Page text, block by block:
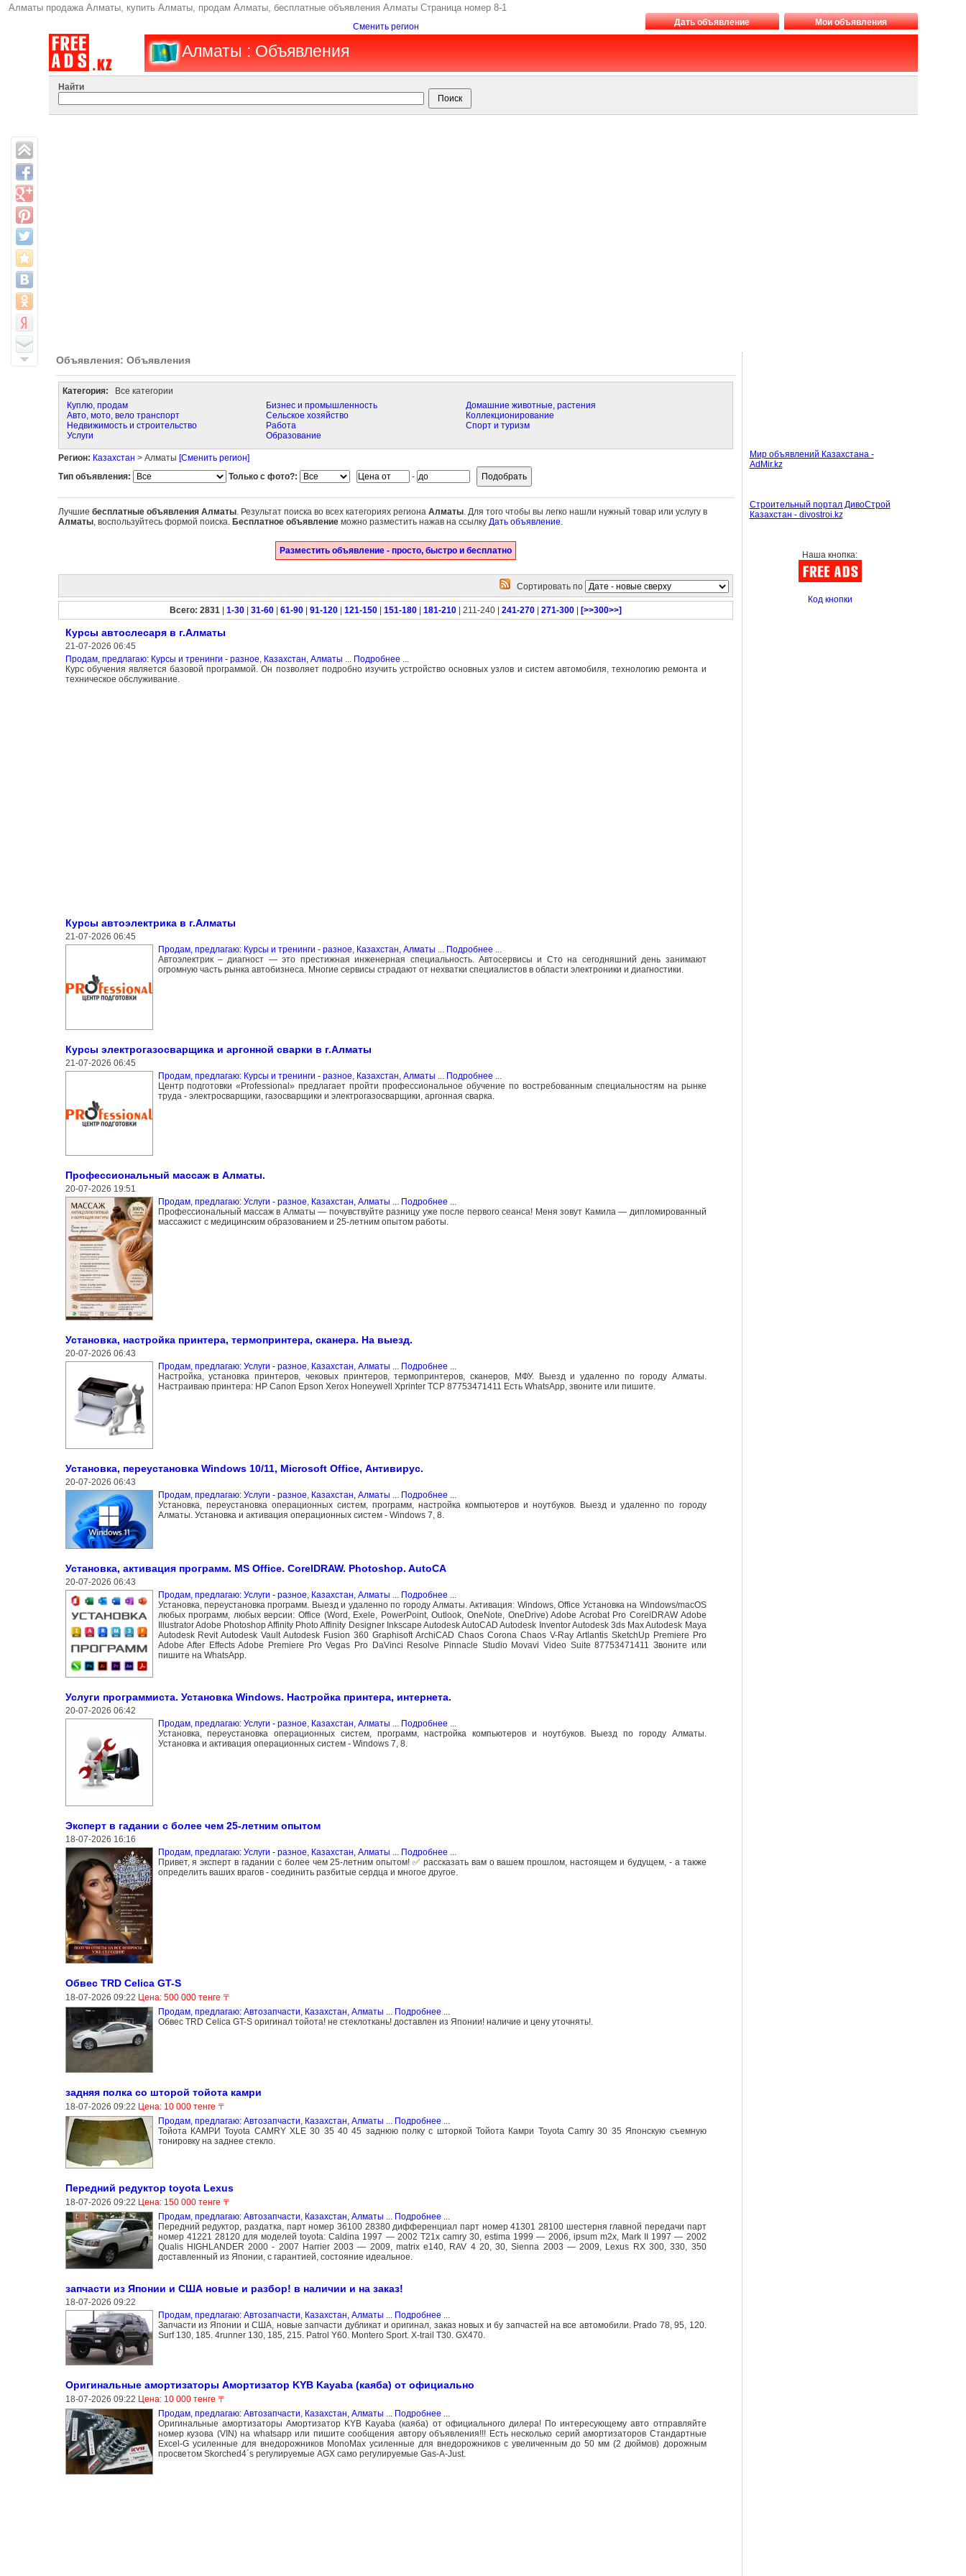
Алматы продажа Алматы, купить Алматы, продам Алматы, бесплатные объявления Алматы Страница номер 8-1
Сменить регион Дать объявление Мои объявления
Алматы : Объявления
Найти
Объявления: Объявления
Категория: Все категории
Куплю, продам
Авто, мото, вело транспорт
Недвижимость и строительство
Услуги
Бизнес и промышленность
Сельское хозяйство
Работа
Образование
Домашние животные, растения
Коллекционирование
Спорт и туризм
Регион: Казахстан > Алматы [Сменить регион]
Тип объявления:
Только с фото?: -
Лучшие бесплатные объявления Алматы. Результат поиска во всех категориях региона Алматы. Для того чтобы вы легко нашли нужный товар или услугу в
Алматы, воспользуйтесь формой поиска. Бесплатное объявлениеможно разместить нажав на ссылку Дать объявление.
Разместить объявление - просто, быстро и бесплатно
Сортировать по
Всего: 2831| 1-30| 31-60| 61-90| 91-120| 121-150| 151-180| 181-210| 211-240 | 241-270| 271-300| [>>300>>]
Курсы автослесаря в г.Алматы
21-07-2026 06:45
Продам, предлагаю: Курсы и тренинги - разное, Казахстан, Алматы ... Подробнее ...
Курс обучения является базовой программой. Он позволяет подробно изучить устройство основных узлов и систем автомобиля, технологию ремонта и
техническое обслуживание.
Курсы автоэлектрика в г.Алматы
21-07-2026 06:45
Продам, предлагаю: Курсы и тренинги - разное, Казахстан, Алматы ... Подробнее ...
Автоэлектрик – диагност — это престижная инженерная специальность. Автосервисы и Сто на сегодняшний день занимают
огромную часть рынка автобизнеса. Многие сервисы страдают от нехватки специалистов в области электроники и диагностики.
Курсы электрогазосварщика и аргонной сварки в г.Алматы
21-07-2026 06:45
Продам, предлагаю: Курсы и тренинги - разное Казахстан, Алматы Подробнее
Центр подготовки «Professional» предлагает пройти профессиональное обучение по востребованным специальностям на рынке
труда - электросварщики, газосварщики и электрогазосварщики, аргонная сварка.
Профессиональный массаж в Алматы.
20-07-2026 19:51
Продам, предлагаю: Услуги - разное, Казахстан, Алматы ... Подробнее ...
Профессиональный массаж в Алматы — почувствуйте разницу уже после первого сеанса! Меня зовут Камила — дипломированный
массажист с медицинским образованием и 25-летним опытом работы.
Установка, настройка принтера, термопринтера, сканера. На выезд.
20-07-2026 06:43
Продам, предлагаю: Услуги - разное Казахстан, Алматы Подробнее
Настройка, установка принтеров, чековых принтеров, термопринтеров, сканеров, МФУ. Выезд и удаленно по городу Алматы.
Настраиваю принтера: HP Canon Epson Xerox Honeywell Xprinter TCP 87753471411 Есть WhatsApp, звоните или пишите.
Установка, переустановка Windows 10/11, Microsoft Office, Антивирус.
20-07-2026 06:43
Продам, предлагаю: Услуги - разное Казахстан, Алматы Подробнее
Установка, переустановка операционных систем, программ, настройка компьютеров и ноутбуков. Выезд и удаленно по городу
Алматы. Установка и активация операционных систем - Windows 7, 8.
Установка, активация программ. MS Office. CorelDRAW. Photoshop. AutoCA
20-07-2026 06:43
Продам, предлагаю: Услуги - разное Казахстан, Алматы Подробнее
Установка, переустановка программ. Выезд и удаленно по городу Алматы. Активация: Windows, Office Установка на Windows/macOS
любых программ, любых версии: Office (Word, Exele, PowerPoint, Outlook, OneNote, OneDrive) Adobe Acrobat Pro CorelDRAW Adobe
Illustrator Adobe Photoshop Affinity Photo Affinity Designer Inkscape Autodesk AutoCAD Autodesk Inventor Autodesk 3ds Max Autodesk Maya
Autodesk Revit Autodesk Vault Autodesk Fusion 360 Graphisoft ArchiCAD Chaos Corona Chaos V-Ray Artlantis SketchUp Premiere Pro
Adobe After Effects Adobe Premiere Pro Vegas Pro DaVinci Resolve Pinnacle Studio Movavi Video Suite 87753471411 Звоните или
пишите на WhatsApp.
Услуги программиста. Установка Windows. Настройка принтера, интернета.
20-07-2026 06:42
Продам, предлагаю: Услуги - разное Казахстан, Алматы Подробнее
Установка, переустановка операционных систем, программ, настройка компьютеров и ноутбуков. Выезд по городу Алматы.
Установка и активация операционных систем - Windows 7, 8.
Эксперт в гадании с более чем 25-летним опытом
18-07-2026 16:16
Продам, предлагаю: Услуги - разное Казахстан, Алматы Подробнее
Привет, я эксперт в гадании с более чем 25-летним опытом! ✅ рассказать вам о вашем прошлом, настоящем и будущем, - а также
определить ваших врагов - соединить разбитые сердца и многое другое.
Обвес TRD Celica GT-S
18-07-2026 09:22 Цена: 500 000 тенге 〒
Продам, предлагаю: Автозапчасти Казахстан, Алматы Подробнее
Обвес TRD Celica GT-S оригинал тойота! не стеклоткань! доставлен из Японии! наличие и цену уточнять!.
задняя полка со шторой тойота камри
18-07-2026 09:22 Цена: 10 000 тенге 〒
Продам, предлагаю: Автозапчасти Казахстан, Алматы Подробнее
Тойота КАМРИ Toyota CAMRY XLE 30 35 40 45 заднюю полку с шторкой Тойота Камри Toyota Camry 30 35 Японскую съемную
тонировку на заднее стекло.
Передний редуктор toyota Lexus
18-07-2026 09:22 Цена: 150 000 тенге 〒
Продам, предлагаю: Автозапчасти, Казахстан, Алматы ... Подробнее ...
Передний редуктор, раздатка, парт номер 36100 28380 дифференциал парт номер 41301 28100 шестерня главной передачи парт
номер 41221 28120 для моделей toyota: Caldina 1997 — 2002 Т21х camry 30, estima 1999 — 2006, ipsum m2x, Mark II 1997 — 2002
Qualis HIGHLANDER 2000 - 2007 Harrier 2003 — 2009, matrix e140, RAV 4 20, 30, Sienna 2003 — 2009, Lexus RX 300, 330, 350
доставленный из Японии, с гарантией, состояние идеальное.
запчасти из Японии и США новые и разбор! в наличии и на заказ!
18-07-2026 09:22
Продам, предлагаю: Автозапчасти, Казахстан, Алматы ... Подробнее ...
Запчасти из Японии и США, новые запчасти дубликат и оригинал, заказ новых и бу запчастей на все автомобили. Prado 78, 95, 120.
Surf 130, 185. 4runner 130, 185, 215. Patrol Y60. Montero Sport. X-trail T30. GX470.
Оригинальные амортизаторы Амортизатор KYB Kayaba (каяба) от официально
18-07-2026 09:22 Цена: 10 000 тенге 〒
Продам, предлагаю: Автозапчасти, Казахстан, Алматы ... Подробнее ...
Оригинальные амортизаторы Амортизатор KYB Kayaba (каяба) от официального дилера! По интересующему авто отправляйте
номер кузова (VIN) на whatsapp или пишите сообщения автору объявления!!! Есть несколько серий амортизаторов Стандартные
Excel-G усиленные для внедорожников MonoMax усиленные для внедорожников с увеличенным до 50 мм (2 дюймов) дорожным
просветом Skorched4´s регулируемые AGX само регулируемые Gas-A-Just.
Мир объявлений Казахстана -
AdMir.kz
Строительный портал ДивоСтрой
Казахстан - divostroi.kz
Наша кнопка:
Код кнопки